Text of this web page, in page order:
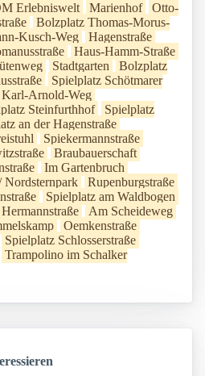
Erlebniswelt Marienhof
Otto-
Bolzplatz Thomas-Morus-
Kusch-Weg
Hagenstraße
Haus-Hamm-Straße
Stadtgarten
Bolzplatz
Spielplatz Schötmarer
Karl-Arnold-Weg
Steinfurthhof
Spielplatz
an der Hagenstraße
Spiekermannstraße
Braubauerschaft
Im Gartenbruch
Nordsternpark
Rupenburgstraße
Spielplatz am Waldbogen
Hermannstraße
Am Scheideweg
Oemkenstraße
Spielplatz Schlosserstraße
Trampolino im Schalker